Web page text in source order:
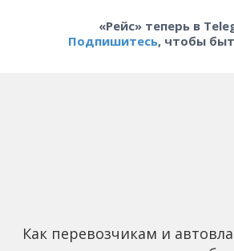
«Рейс» теперь в
Подпишитесь, чтобы
Как перевозчикам и